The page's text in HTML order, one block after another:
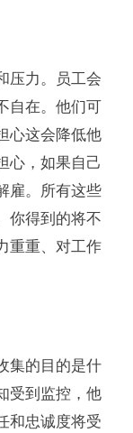
压力。员工会
自在。他们可
心这会降低他
心，如果自己
雇。所有这些
你得到的将不
重重、对工作
集的目的是什
受到监控，他
和忠诚度将受